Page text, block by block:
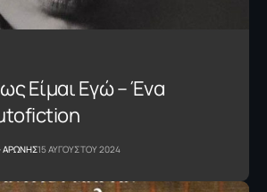
Είμαι Εγώ – Ένα
ΑΡΩΝΗΣ15 ΑΥΓΟΥΣΤΟΥ 2024